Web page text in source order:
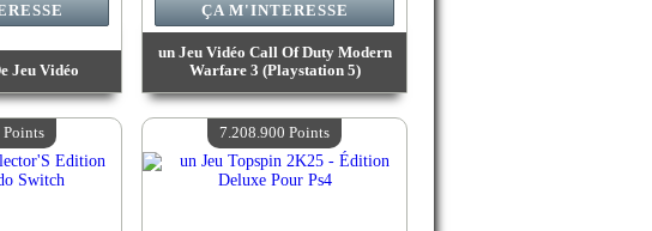
Jeu Vidéo
Points
:4
un Jeu Vidéo Call Of Duty Modern
Warfare 3 (Playstation 5)
Valeur :7 544 700 Points
Quantité Disponible :4
ÇA M'INTERESSE
Points 7.208.900 Points